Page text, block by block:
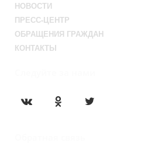
НОВОСТИ
ПРЕСС-ЦЕНТР
ОБРАЩЕНИЯ ГРАЖДАН
КОНТАКТЫ